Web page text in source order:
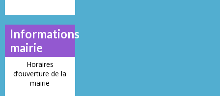
Informations
mairie
Horaires
d’ouverture de la
mairie